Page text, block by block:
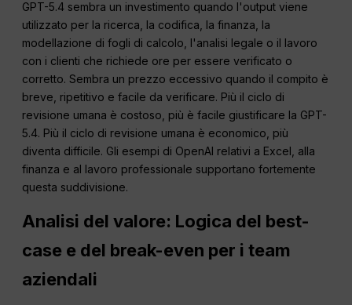
GPT-5.4 sembra un investimento quando l'output viene
utilizzato per la ricerca, la codifica, la finanza, la
modellazione di fogli di calcolo, l'analisi legale o il lavoro
con i clienti che richiede ore per essere verificato o
corretto. Sembra un prezzo eccessivo quando il compito è
breve, ripetitivo e facile da verificare. Più il ciclo di
revisione umana è costoso, più è facile giustificare la GPT-
5.4. Più il ciclo di revisione umana è economico, più
diventa difficile. Gli esempi di OpenAI relativi a Excel, alla
finanza e al lavoro professionale supportano fortemente
questa suddivisione.
Analisi del valore: Logica del best-
case e del break-even per i team
aziendali